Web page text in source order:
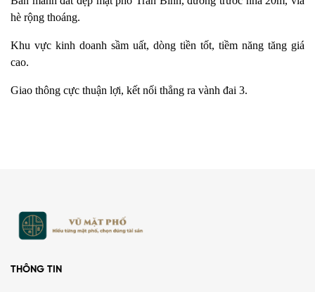
hè rộng thoáng.
Khu vực kinh doanh sầm uất, dòng tiền tốt, tiềm năng tăng giá
cao.
Giao thông cực thuận lợi, kết nối thẳng ra vành đai 3.
THÔNG TIN